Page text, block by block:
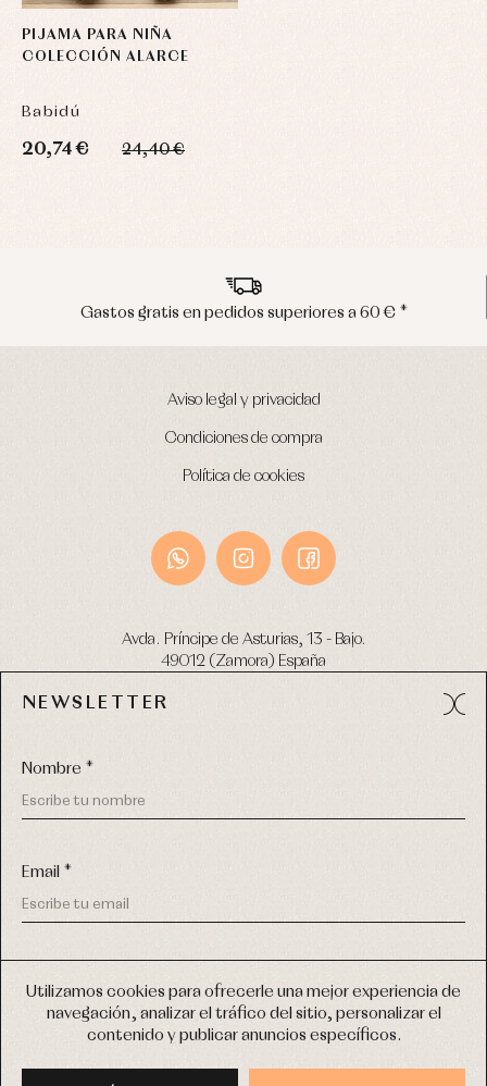
Utilizamos cookies para ofrecerle una mejor experiencia de
navegación, analizar el tráfico del sitio, personalizar el
contenido y publicar anuncios específicos.
PIJAMA PARA NIÑA
COLECCIÓN ALARCE
Babidú
20,74 € 24,40 €
Envíos en península en 24/48 horas
Aviso legal y privacidad
Condiciones de compra
Política de cookies
Avda. Príncipe de Asturias, 13 - Bajo.
49012 (Zamora) España
Tel: 980 049 683
COPYRIGHT © 2026 PRIMER BEBÉ.
TODOS LOS DERECHOS RESERVADOS
DISEÑO WEB SGM
NEWSLETTER
Nombre *
Email *
mis datos personales explicada en laPolítica de privacidad
(*) Quiero recibir novedades y comunicaciones comerciales
personalizadas de Primer Bebé a través del email